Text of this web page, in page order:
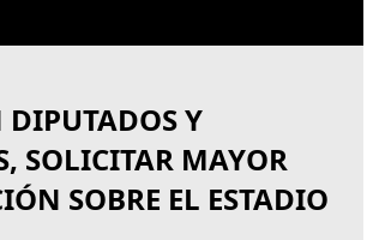
Y
SOLICITAR MAYOR
SOBRE EL ESTADIO